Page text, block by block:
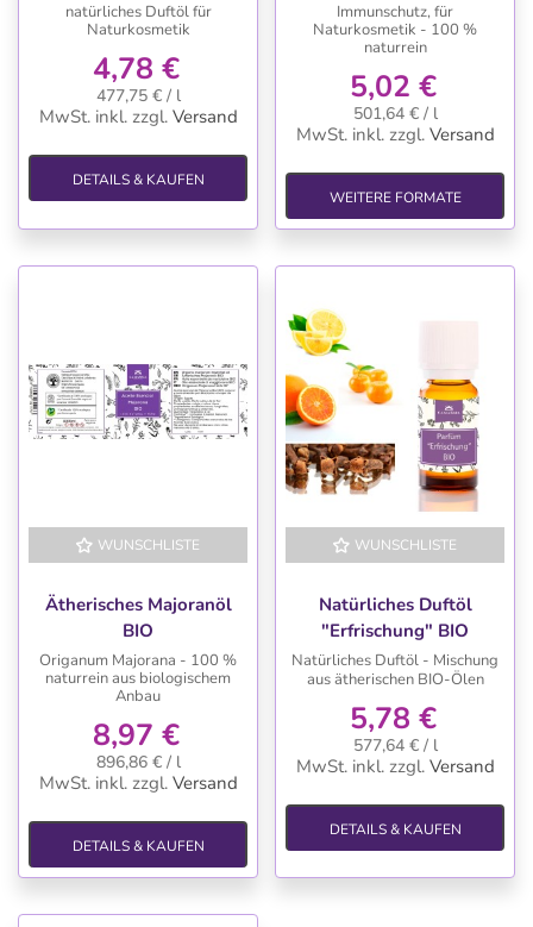
natürliches Duftöl für
Naturkosmetik
4,78 €
477,75 € / l
MwSt. inkl. zzgl. Versand
DETAILS & KAUFEN
Immunschutz, für
Naturkosmetik - 100 %
naturrein
5,02 €
501,64 € / l
MwSt. inkl. zzgl. Versand
WEITERE FORMATE
WUNSCHLISTE
Ätherisches Majoranöl
BIO
Origanum Majorana - 100 %
naturrein aus biologischem
Anbau
8,97 €
896,86 € / l
MwSt. inkl. zzgl. Versand
DETAILS & KAUFEN
WUNSCHLISTE
Natürliches Duftöl
"Erfrischung" BIO
Natürliches Duftöl - Mischung
aus ätherischen BIO-Ölen
5,78 €
577,64 € / l
MwSt. inkl. zzgl. Versand
DETAILS & KAUFEN